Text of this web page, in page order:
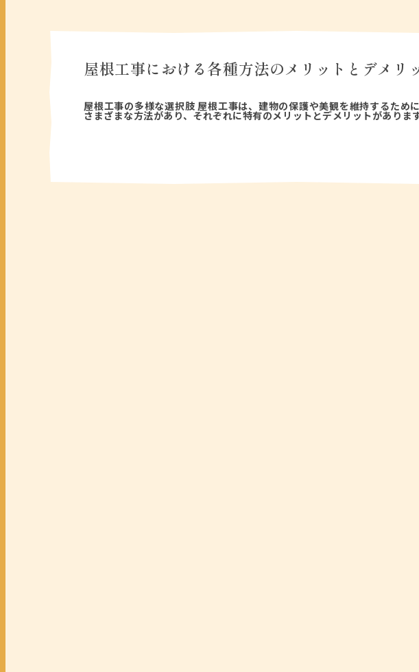
屋根工事における各種方法のメリットとデメリ
屋根工事の多様な選択肢 屋根工事は、建物の保護や美観を維持するため
さまざまな方法があり、それぞれに特有のメリットとデメリットがあり